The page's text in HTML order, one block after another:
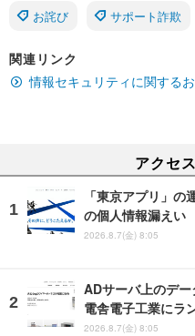
お詫び サポート詐欺
関連リンク
情報セキュリティに関する
アクセ
「東京アプリ」の
の個人情報漏えい
2026.8.7(金) 8:05
ADサーバ上のデ
電舎電子工業にラ
2026.8.7(金) 8:05